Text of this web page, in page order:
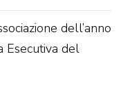
dell’anno
Esecutiva del